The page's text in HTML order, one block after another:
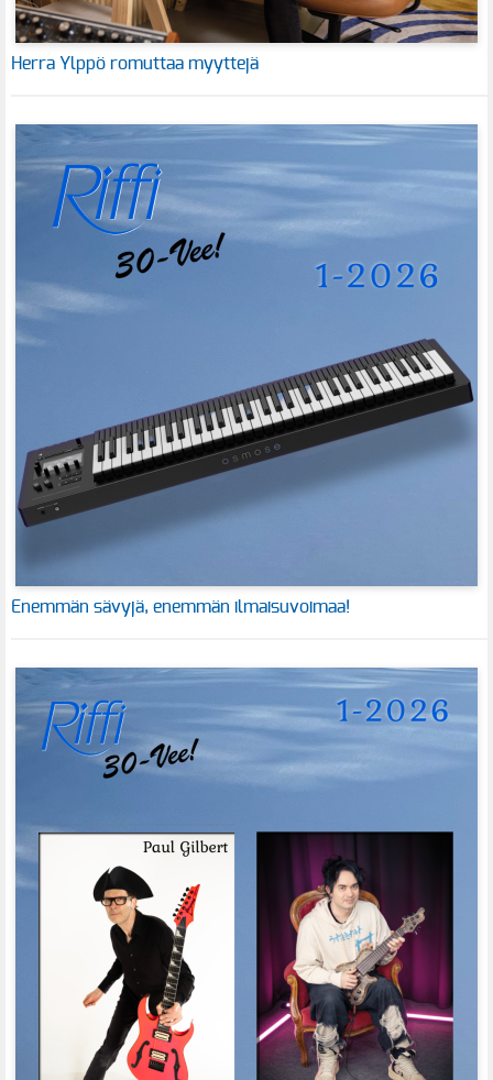
Herra Ylppö romuttaa myyttejä
Enemmän sävyjä, enemmän ilmaisuvoimaa!